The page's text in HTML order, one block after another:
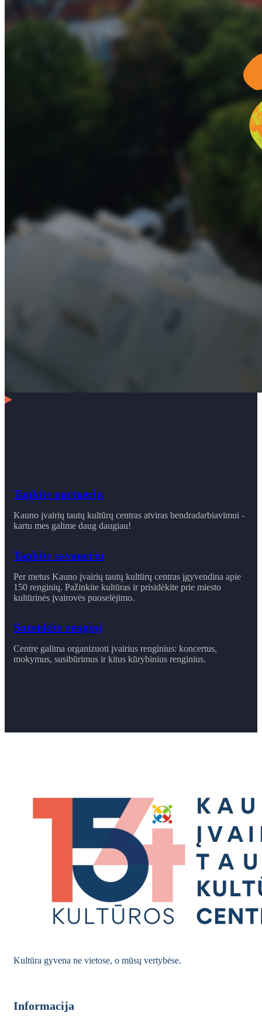
Tapkite partneriu
Kauno įvairių tautų kultūrų centras atviras bendradarbiavimui -
kartu mes galime daug daugiau!
Tapkite savanoriu
Per metus Kauno įvairių tautų kultūrų centras įgyvendina apie
150 renginių. Pažinkite kultūras ir prisidėkite prie miesto
kultūrinės įvairovės puoselėjimo.
Surenkite renginį
Centre galima organizuoti įvairius renginius: koncertus,
mokymus, susibūrimus ir ​kitus kūrybinius renginius.
Kultūra gyvena ne vietose, o mūsų vertybėse.
Informacija